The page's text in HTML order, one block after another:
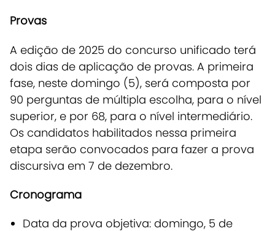
Provas
A edição de 2025 do concurso unificado terá
dois dias de aplicação de provas. A primeira
fase, neste domingo (5), será composta por
90 perguntas de múltipla escolha, para o nível
superior, e por 68, para o nível intermediário.
Os candidatos habilitados nessa primeira
etapa serão convocados para fazer a prova
discursiva em 7 de dezembro.
Cronograma
Data da prova objetiva: domingo, 5 de